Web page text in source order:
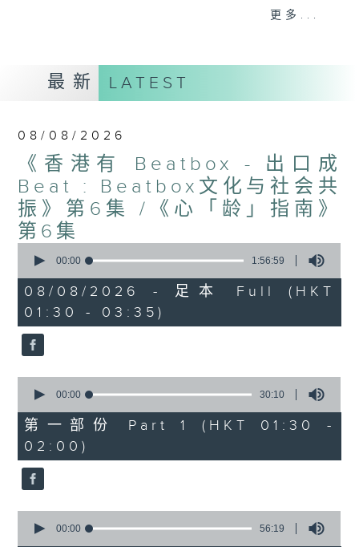
更多...
最新 LATEST
08/08/2026
《香港有 Beatbox - 出口成
Beat : Beatbox文化与社会共
振》第6集 /《心「龄」指南》
第6集
seconds
1
hour,
56
minutes,
59
seconds
00:00 1:56:59
08/08/2026 - 足本 Full (HKT
01:30 - 03:35)
seconds
30
minutes,
10
seconds
00:00 30:10
第一部份 Part 1 (HKT 01:30 -
02:00)
seconds
00:00 56:19